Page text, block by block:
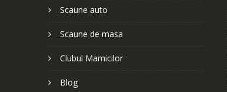
Scaune auto
Scaune de masa
Clubul Mamicilor
Blog